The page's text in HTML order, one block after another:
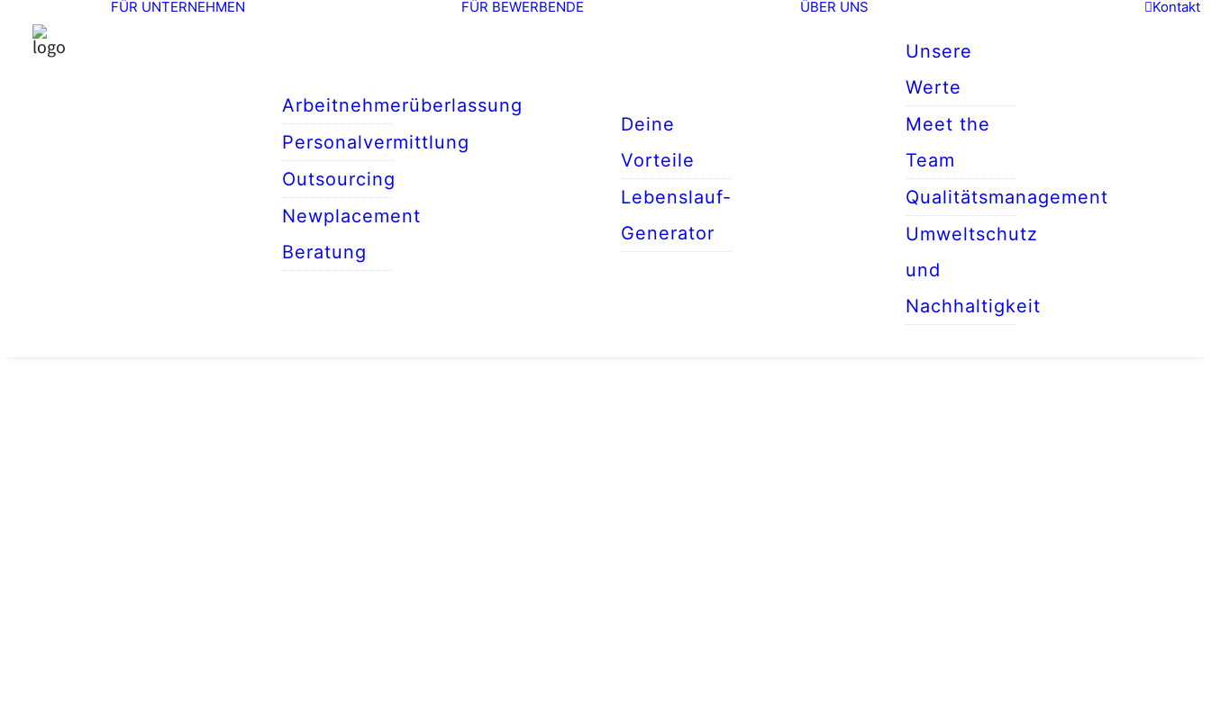
FÜR UNTERNEHMEN
Arbeitnehmerüberlassung
Personalvermittlung
Outsourcing
Newplacement
Beratung
FÜR BEWERBENDE
Deine
Vorteile
Lebenslauf-
Generator
ÜBER UNS
Unsere
Werte
Meet the
Team
Qualitätsmanagement
Umweltschutz
und
Nachhaltigkeit
Kontakt